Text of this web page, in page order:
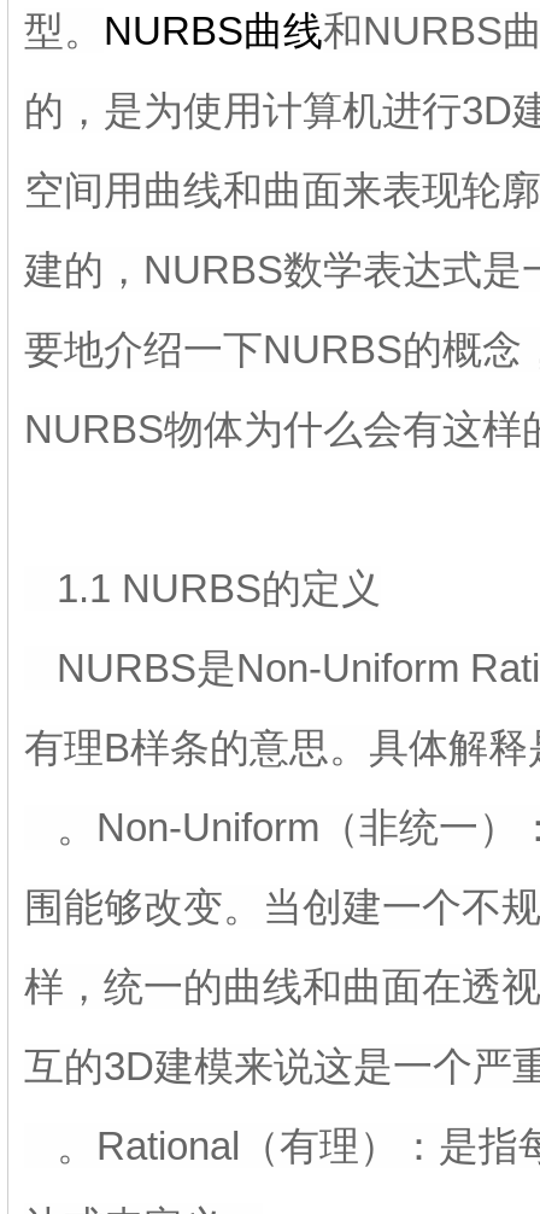
型。 NURBS曲线和NURBS
的，是为使用计算机进行3D
空间用曲线和曲面来表现轮
建的，NURBS数学表达式
要地介绍一下NURBS的概
NURBS物体为什么会有这样
1.1 NURBS的定义
NURBS是Non-Uniform
有理B样条的意思。具体解释
。Non-Uniform（非统一）
围能够改变。当创建一个不
样，统一的曲线和曲面在透
互的3D建模来说这是一个严
。Rational（有理）：是指